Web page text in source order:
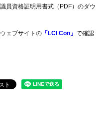
員資格証明用書式（PDF）のダウ
ェブサイトの 「LCI Con」 で確認